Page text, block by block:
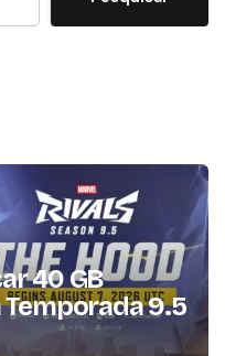
40 GB
9.5